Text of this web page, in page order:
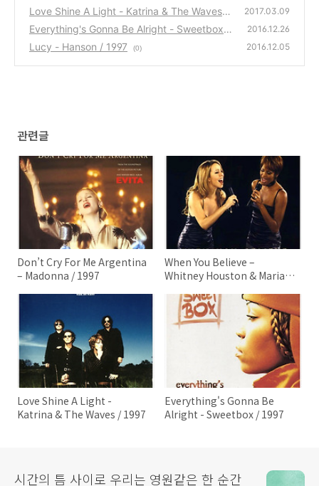
iah Carey / 1998
(0)
Love Shine A Light - Katrina & The Waves /
1997
(0)
2017.03.09
Everything's Gonna Be Alright - Sweetbox /
1997
(1)
2016.12.26
Lucy - Hanson / 1997 (0) 2016.12.05
관련글
Don’t Cry For Me Argentina
– Madonna / 1997
When You Believe –
Whitney Houston & Mariah
Love Shine A Light -
Katrina & The Waves / 1997
Everything's Gonna Be
Alright - Sweetbox / 1997
시간의 틈 사이로 우리는 영원같은 한 순간